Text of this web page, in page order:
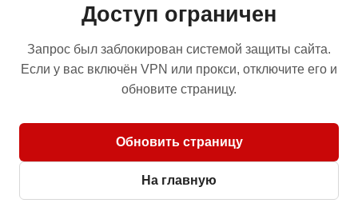
Доступ ограничен
Запрос был заблокирован системой защиты сайта.
Если у вас включён VPN или прокси, отключите его и
обновите страницу.
Обновить страницу
На главную